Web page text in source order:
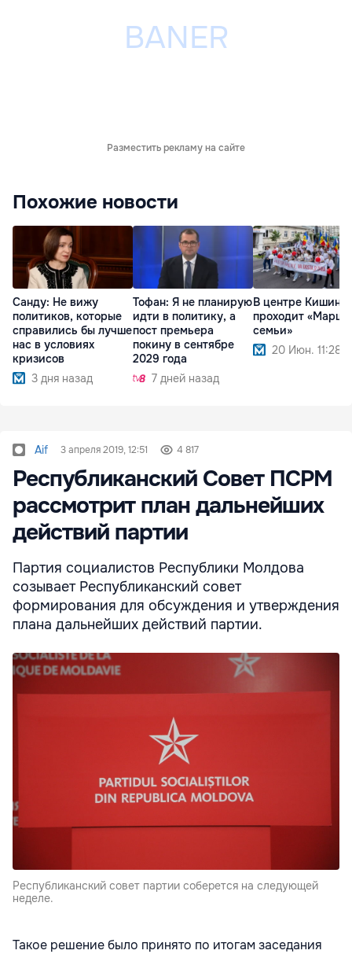
Разместить рекламу на сайте
Похожие новости
Санду: Не вижу
политиков, которые
справились бы лучше
нас в условиях
кризисов
3 дня назад
Тофан: Я не планирую
идти в политику, а
пост премьера
покину в сентябре
2029 года
7 дней назад
В центре
проходит «Марш
семьи»
20 Июн. 11:28
Aif 3 апреля 2019, 12:51 4 817
Республиканский Совет ПСРМ
рассмотрит план дальнейших
действий партии
Партия социалистов Республики Молдова
созывает Республиканский совет
формирования для обсуждения и утверждения
плана дальнейших действий партии.
Республиканский совет партии соберется на следующей
неделе.
Такое решение было принято по итогам заседания